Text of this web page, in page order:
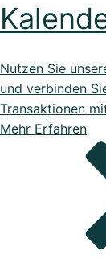
Nutzen Sie
und verbinden
Transaktionen
Mehr Erfahren